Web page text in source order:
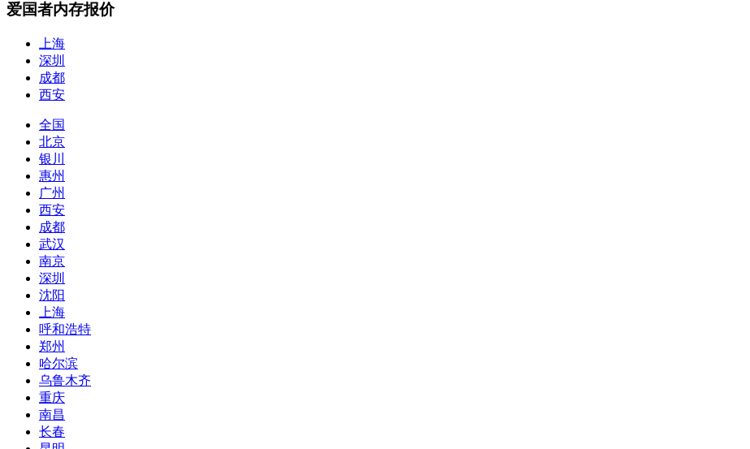
爱国者内存报价
上海
深圳
成都
西安
全国
北京
银川
惠州
广州
西安
成都
武汉
南京
深圳
沈阳
上海
呼和浩特
郑州
哈尔滨
乌鲁木齐
重庆
南昌
长春